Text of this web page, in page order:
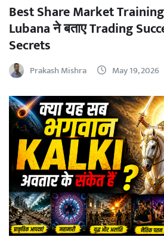
Best Share Market
Lubana ने बताए Trading
Secrets
Prakash Mishra May 19, 2026